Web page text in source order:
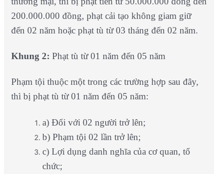
200.000.000 đồng, phạt cải tạo không giam giữ
đến 02 năm hoặc phạt tù từ 03 tháng đến 02 năm.
Khung 2: Phạt tù từ 01 năm đến 05 năm
Phạm tội thuộc một trong các trường hợp sau đây,
thì bị phạt tù từ 01 năm đến 05 năm:
a) Đối với 02 người trở lên;
b) Phạm tội 02 lần trở lên;
c) Lợi dụng danh nghĩa của cơ quan, tổ
chức;